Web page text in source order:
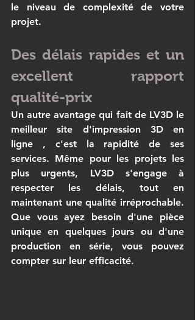
le niveau de complexité de votre
projet.
Des délais rapides et un
excellent rapport
qualité-prix
Un autre avantage qui fait de LV3D
meilleur site d'impression 3D en
ligne , c'est la rapidité de ses
services. Même pour les projets les
plus urgents, LV3D s'engage à
respecter les délais, tout en
maintenant une qualité irréprochable.
Que vous ayez besoin d'une pièce
unique en quelques jours ou d'une
production en série, vous pouvez
compter sur leur efficacité.